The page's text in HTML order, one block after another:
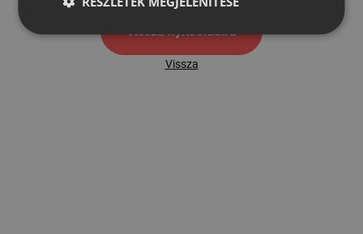
Vissza nyítóoldalra
Vissza